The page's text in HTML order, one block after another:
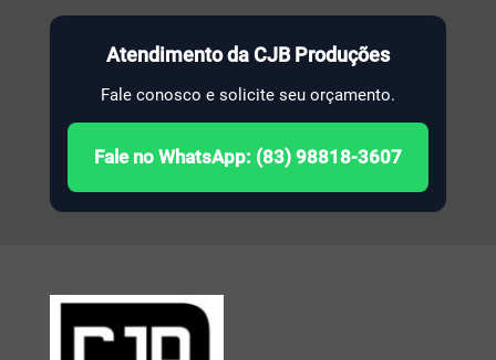
Atendimento da CJB Produções
Fale conosco e solicite seu orçamento.
Fale no WhatsApp: (83) 98818-3607